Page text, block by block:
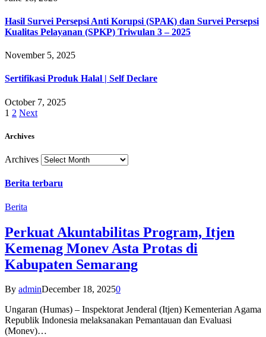
Hasil Survei Persepsi Anti Korupsi (SPAK) dan Survei Persepsi
Kualitas Pelayanan (SPKP) Triwulan 3 – 2025
November 5, 2025
Sertifikasi Produk Halal | Self Declare
October 7, 2025
1 2 Next
Archives
Archives
Berita terbaru
Berita
Perkuat Akuntabilitas Program, Itjen
Kemenag Monev Asta Protas di
Kabupaten Semarang
By adminDecember 18, 20250
Ungaran (Humas) – Inspektorat Jenderal (Itjen) Kementerian Agama
Republik Indonesia melaksanakan Pemantauan dan Evaluasi
(Monev)…